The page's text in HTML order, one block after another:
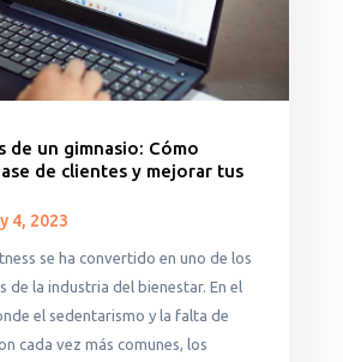
de un gimnasio: Cómo
de clientes y mejorar tus
4, 2023
se ha convertido en uno de los
de la industria del bienestar. En el
el sedentarismo y la falta de
cada vez más comunes, los